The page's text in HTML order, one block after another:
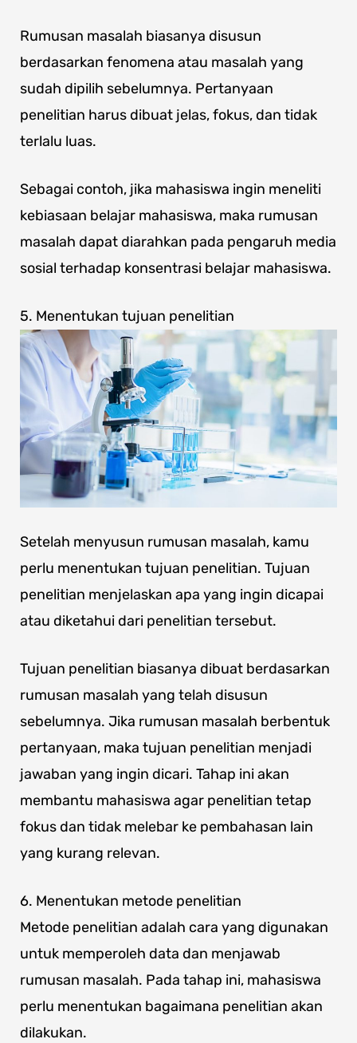
Rumusan masalah biasanya disusun
berdasarkan fenomena atau masalah yang
sudah dipilih sebelumnya. Pertanyaan
penelitian harus dibuat jelas, fokus, dan tidak
terlalu luas.
Sebagai contoh, jika mahasiswa ingin meneliti
kebiasaan belajar mahasiswa, maka rumusan
masalah dapat diarahkan pada pengaruh media
sosial terhadap konsentrasi belajar mahasiswa.
5. Menentukan tujuan penelitian
Setelah menyusun rumusan masalah, kamu
perlu menentukan tujuan penelitian. Tujuan
penelitian menjelaskan apa yang ingin dicapai
atau diketahui dari penelitian tersebut.
Tujuan penelitian biasanya dibuat berdasarkan
rumusan masalah yang telah disusun
sebelumnya. Jika rumusan masalah berbentuk
pertanyaan, maka tujuan penelitian menjadi
jawaban yang ingin dicari. Tahap ini akan
membantu mahasiswa agar penelitian tetap
fokus dan tidak melebar ke pembahasan lain
yang kurang relevan.
6. Menentukan metode penelitian
Metode penelitian adalah cara yang digunakan
untuk memperoleh data dan menjawab
rumusan masalah. Pada tahap ini, mahasiswa
perlu menentukan bagaimana penelitian akan
dilakukan.